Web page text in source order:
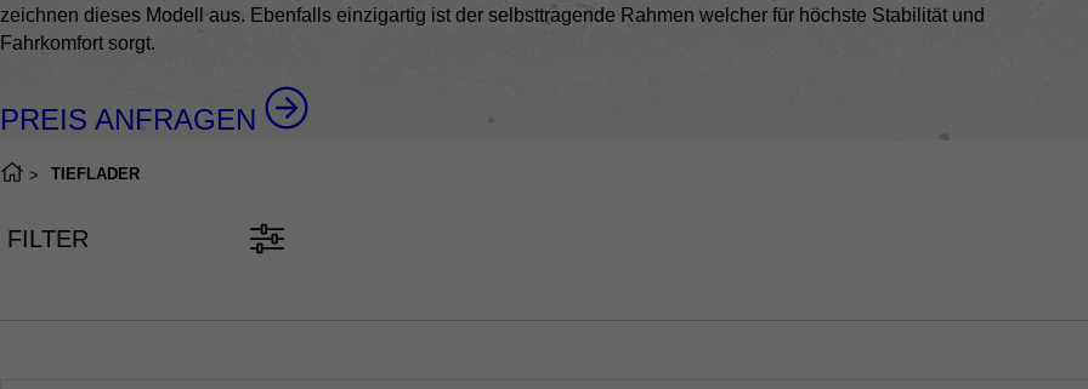
zeichnen dieses Modell aus. Ebenfalls einzigartig ist der selbsttragende Rahmen welcher für höchste Stabilität und
Fahrkomfort sorgt.
PREIS ANFRAGEN
TIEFLADER
FILTER